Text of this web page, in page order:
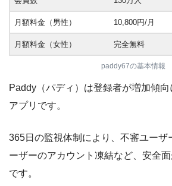
月額料金（男性） 10,800円/月
月額料金（女性） 完全無料
paddy67の基本情報
Paddy（パディ）は登録者が増加傾
アプリです。
365日の監視体制により、不審ユーザ
ーザーのアカウント凍結など、安全
です。